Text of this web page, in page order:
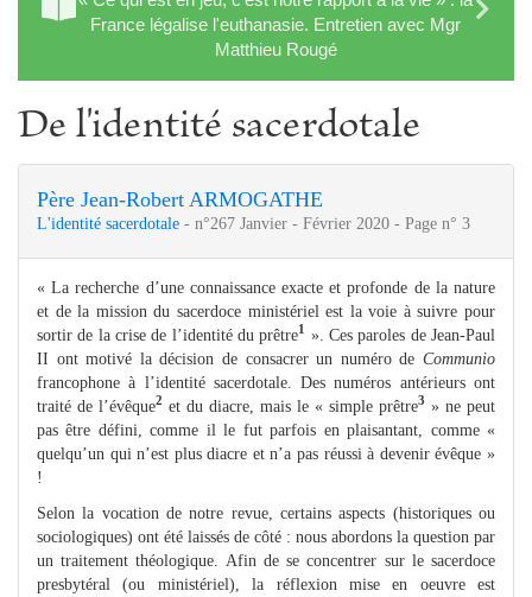
France légalise l'euthanasie. Entretien avec Mgr
Matthieu Rougé
De l'identité sacerdotale
Père Jean-Robert ARMOGATHE
L'identité sacerdotale - n°267 Janvier - Février 2020 - Page n° 3
« La recherche d’une connaissance exacte et profonde de la nature
et de la mission du sacerdoce ministériel est la voie à suivre pour
sortir de la crise de l’identité du prêtre1 ». Ces paroles de Jean-Paul
II ont motivé la décision de consacrer un numéro de Communio
francophone à l’identité sacerdotale. Des numéros antérieurs ont
traité de l’évêque2 et du diacre, mais le « simple prêtre3 » ne peut
pas être défini, comme il le fut parfois en plaisantant, comme «
quelqu’un qui n’est plus diacre et n’a pas réussi à devenir évêque »
!
Selon la vocation de notre revue, certains aspects (historiques ou
sociologiques) ont été laissés de côté : nous abordons la question par
un traitement théologique. Afin de se concentrer sur le sacerdoce
presbytéral (ou ministériel), la réflexion mise en oeuvre est